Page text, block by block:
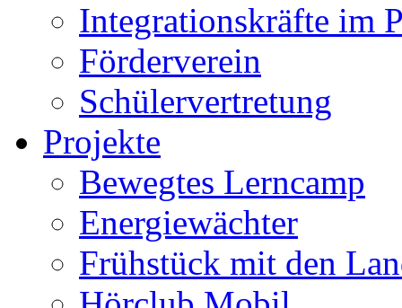
Integrationskräfte im
Förderverein
Schülervertretung
Projekte
Bewegtes Lerncamp
Energiewächter
Frühstück mit den